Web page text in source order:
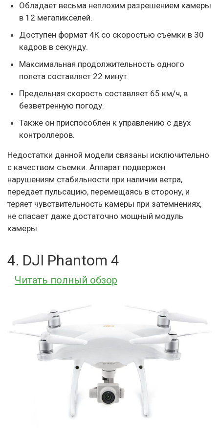
Обладает весьма неплохим разрешением камеры
в 12 мегапикселей.
Доступен формат 4К со скоростью съёмки в 30
кадров в секунду.
Максимальная продолжительность одного
полета составляет 22 минут.
Предельная скорость составляет 65 км/ч, в
безветренную погоду.
Также он приспособлен к управлению с двух
контроллеров.
Недостатки данной модели связаны исключительно
с качеством съемки. Аппарат подвержен
нарушениям стабильности при наличии ветра,
передает пульсацию, перемещаясь в сторону, и
теряет чувствительность камеры при затемнениях,
не спасает даже достаточно мощный модуль
камеры.
4. DJI Phantom 4
Читать полный обзор